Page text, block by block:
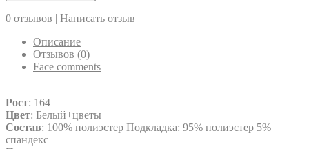
0 отзывов | Написать отзыв
Описание
Отзывов (0)
Face comments
Рост: 164
Цвет: Белый+цветы
Состав: 100% полиэстер Подкладка: 95% полиэстер 5%
спандекс